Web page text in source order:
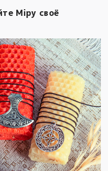
Мiру своё